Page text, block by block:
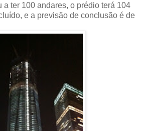
a ter 100 andares, o prédio terá 104
e a previsão de conclusão é de